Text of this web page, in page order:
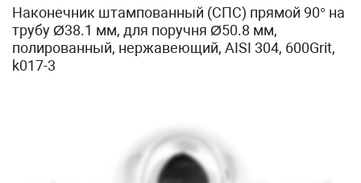
Наконечник штампованный (СПС) прямой 90° на
трубу Ø38.1 мм, для поручня Ø50.8 мм,
полированный, нержавеющий, AISI 304, 600Grit,
k017-3